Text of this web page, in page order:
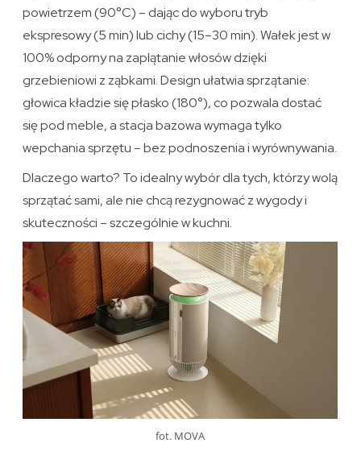
powietrzem (90°C) – dając do wyboru tryb
ekspresowy (5 min) lub cichy (15–30 min). Wałek jest w
100% odporny na zaplątanie włosów dzięki
grzebieniowi z ząbkami. Design ułatwia sprzątanie:
głowica kładzie się płasko (180°), co pozwala dostać
się pod meble, a stacja bazowa wymaga tylko
wepchania sprzętu – bez podnoszenia i wyrównywania.
Dlaczego warto? To idealny wybór dla tych, którzy wolą
sprzątać sami, ale nie chcą rezygnować z wygody i
skuteczności – szczególnie w kuchni.
fot. MOVA